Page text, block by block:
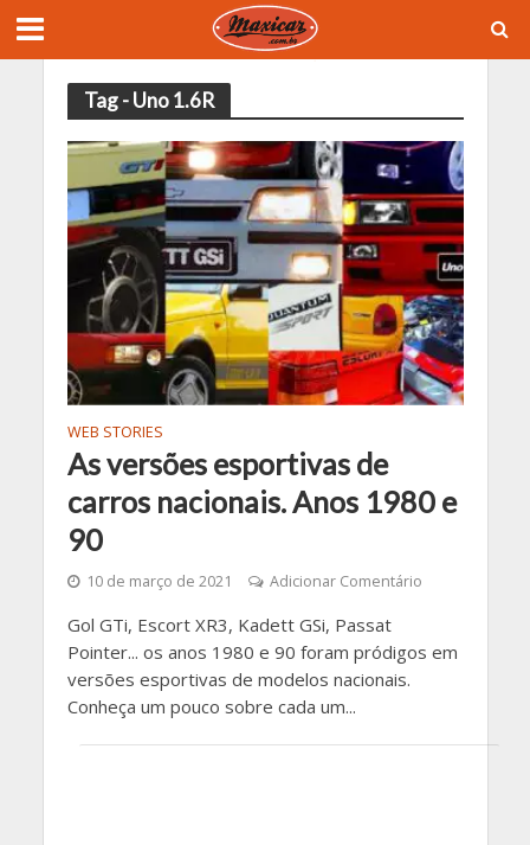
Tag - Uno 1.6R
WEB STORIES
As versões esportivas de
carros nacionais. Anos 1980 e
90
10 de março de 2021 Adicionar Comentário
Gol GTi, Escort XR3, Kadett GSi, Passat
Pointer... os anos 1980 e 90 foram pródigos em
versões esportivas de modelos nacionais.
Conheça um pouco sobre cada um...